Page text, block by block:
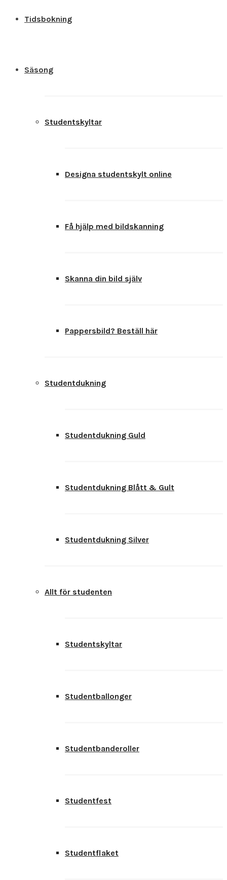
Tidsbokning
Säsong
Studentskyltar
Designa studentskylt online
Få hjälp med bildskanning
Skanna din bild själv
Pappersbild? Beställ här
Studentdukning
Studentdukning Guld
Studentdukning Blått & Gult
Studentdukning Silver
Allt för studenten
Studentskyltar
Studentballonger
Studentbanderoller
Studentfest
Studentflaket